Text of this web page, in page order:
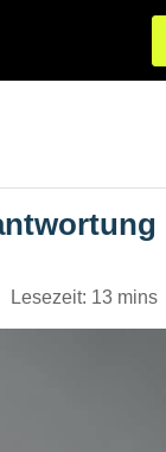
Lesezeit: 13 mins